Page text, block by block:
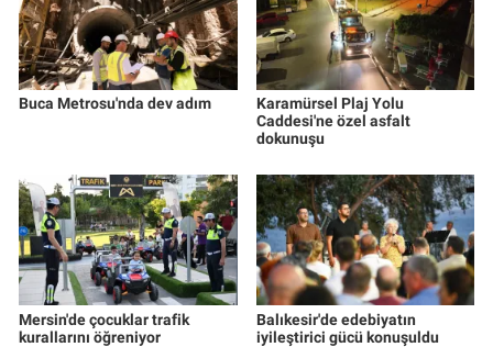
Buca Metrosu'nda dev adım
Karamürsel Plaj Yolu
Caddesi'ne özel asfalt
dokunuşu
Mersin'de çocuklar trafik
kurallarını öğreniyor
Balıkesir'de edebiyatın
iyileştirici gücü konuşuldu